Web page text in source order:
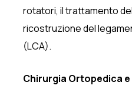
rotatori, il trattamento
ricostruzione del
(LCA).
Chirurgia Ortopedica